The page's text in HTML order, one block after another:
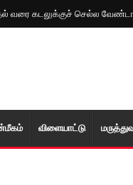
வரை கடலுக்குச் செல்ல
விளையாட்டு